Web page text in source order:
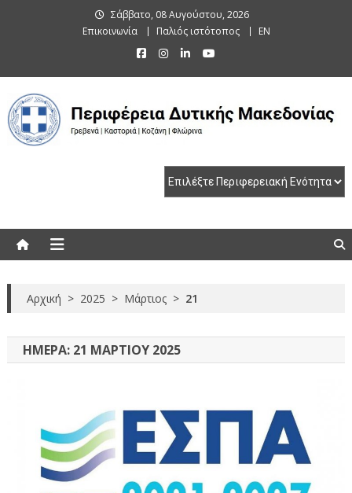
Σάββατο, 08 Αυγούστου, 2026
Επικοινωνία
Παλιός ιστότοπος EN
Αρχική > 2025 > Μάρτιος > 21
ΗΜΈΡΑ: 21 ΜΑΡΤΊΟΥ 2025